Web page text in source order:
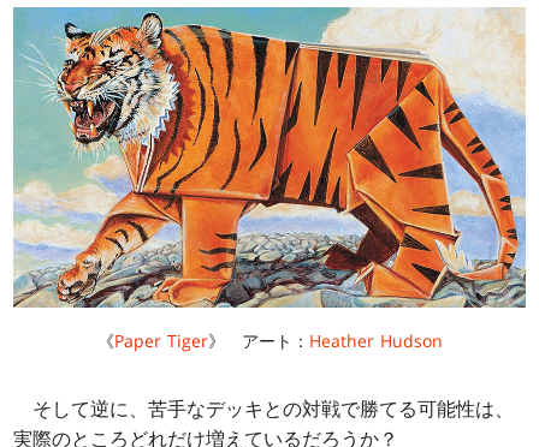
《Paper Tiger》 アート： Heather Hudson
そして逆に、苦手なデッキとの対戦で勝てる可能性は、
実際のところどれだけ増えているだろうか？